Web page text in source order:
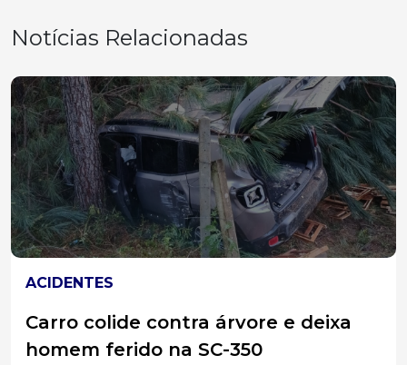
Notícias Relacionadas
SANTA CATARINA
Acusados de matar idoso e enterrar
corpo em imóvel alugado viram réus